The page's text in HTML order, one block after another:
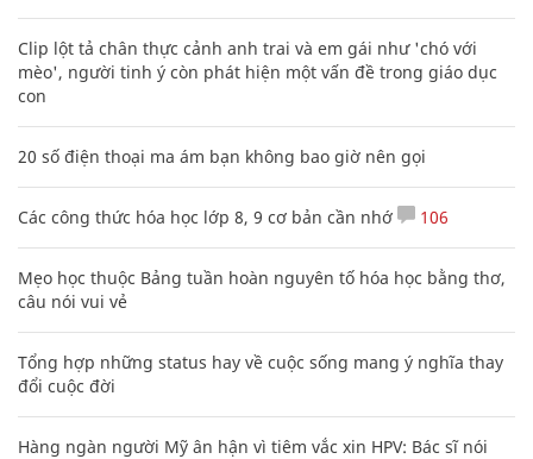
Clip lột tả chân thực cảnh anh trai và em gái như 'chó với
mèo', người tinh ý còn phát hiện một vấn đề trong giáo dục
con
20 số điện thoại ma ám bạn không bao giờ nên gọi
Các công thức hóa học lớp 8, 9 cơ bản cần nhớ 106
Mẹo học thuộc Bảng tuần hoàn nguyên tố hóa học bằng thơ,
câu nói vui vẻ
Tổng hợp những status hay về cuộc sống mang ý nghĩa thay
đổi cuộc đời
Hàng ngàn người Mỹ ân hận vì tiêm vắc xin HPV: Bác sĩ nói